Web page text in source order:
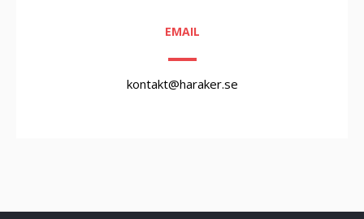
EMAIL
kontakt@haraker.se